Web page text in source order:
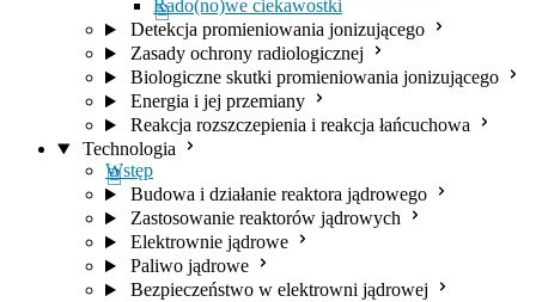
Rado(no)we ciekawostki
Detekcja promieniowania jonizującego
Zasady ochrony radiologicznej
Biologiczne skutki promieniowania jonizującego
Energia i jej przemiany
Reakcja rozszczepienia i reakcja łańcuchowa
Technologia
Wstęp
Budowa i działanie reaktora jądrowego
Zastosowanie reaktorów jądrowych
Elektrownie jądrowe
Paliwo jądrowe
Bezpieczeństwo w elektrowni jądrowej